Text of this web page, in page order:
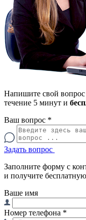
Напишите свой
течение 5 минут и
Ваш вопрос *
Задать вопрос
Заполните форму с
и получите
Ваше имя
Номер телефона *